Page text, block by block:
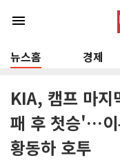
menu
뉴스홈 경제
KIA, 캠프 마
패 후 첫승'…이
황동하 호투